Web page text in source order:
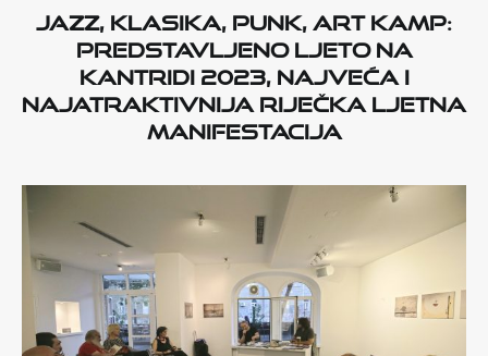
Jazz, klasika, punk, Art Kamp:
Predstavljeno Ljeto na
Kantridi 2023, najveća i
najatraktivnija riječka ljetna
manifestacija